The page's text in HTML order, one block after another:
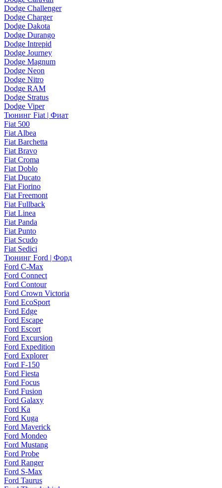
Dodge Challenger
Dodge Charger
Dodge Dakota
Dodge Durango
Dodge Intrepid
Dodge Journey
Dodge Magnum
Dodge Neon
Dodge Nitro
Dodge RAM
Dodge Stratus
Dodge Viper
Тюнинг Fiat | Фиат
Fiat 500
Fiat Albea
Fiat Barchetta
Fiat Bravo
Fiat Croma
Fiat Doblo
Fiat Ducato
Fiat Fiorino
Fiat Freemont
Fiat Fullback
Fiat Linea
Fiat Panda
Fiat Punto
Fiat Scudo
Fiat Sedici
Тюнинг Ford | Форд
Ford C-Max
Ford Connect
Ford Contour
Ford Crown Victoria
Ford EcoSport
Ford Edge
Ford Escape
Ford Escort
Ford Excursion
Ford Expedition
Ford Explorer
Ford F-150
Ford Fiesta
Ford Focus
Ford Fusion
Ford Galaxy
Ford Ka
Ford Kuga
Ford Maverick
Ford Mondeo
Ford Mustang
Ford Probe
Ford Ranger
Ford S-Max
Ford Taurus